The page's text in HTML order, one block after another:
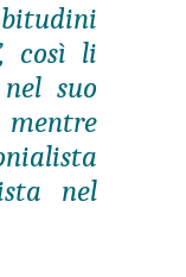
così li
suo
nel